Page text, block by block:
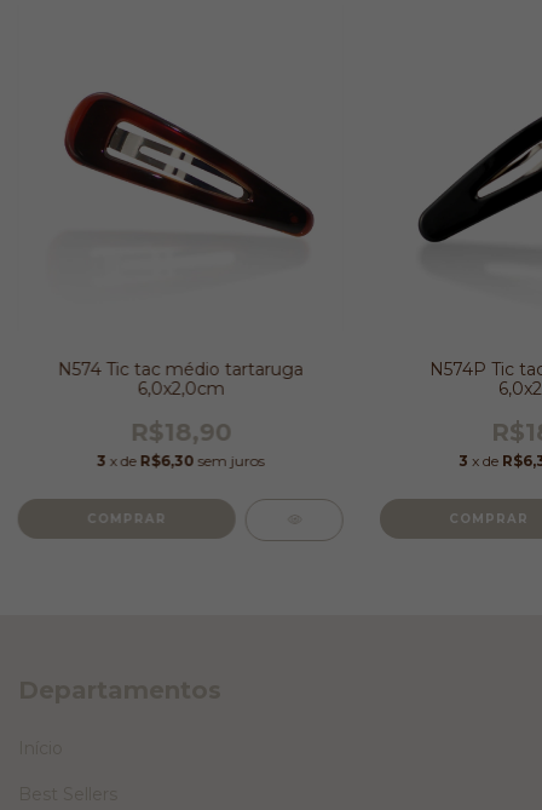
N574 Tic tac médio tartaruga
6,0x2,0cm
R$18,90
3 x de R$6,30 sem juros
N574P Tic
3 x de